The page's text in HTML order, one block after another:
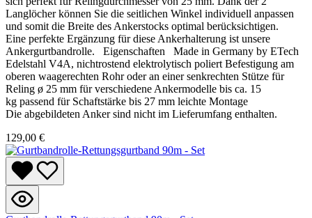
Langlöcher können Sie die seitlichen Winkel individuell anpassen
und somit die Breite des Ankerstocks optimal berücksichtigen.
Eine perfekte Ergänzung für diese Ankerhalterung ist unsere
Ankergurtbandrolle. Eigenschaften Made in Germany by ETech
Edelstahl V4A, nichtrostend elektrolytisch poliert Befestigung am
oberen waagerechten Rohr oder an einer senkrechten Stütze für
Reling ø 25 mm für verschiedene Ankermodelle bis ca. 15
kg passend für Schaftstärke bis 27 mm leichte Montage
Die abgebildeten Anker sind nicht im Lieferumfang enthalten.
129,00 €